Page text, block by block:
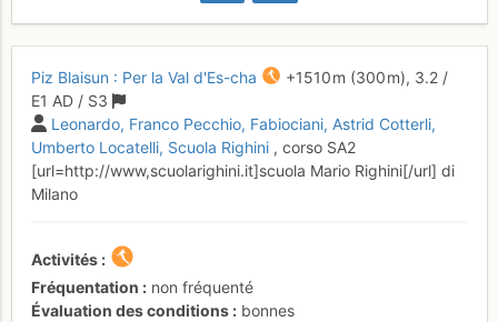
Piz Blaisun : Per la Val d'Es-cha +1510 m (300 m), 3.2 /
E1 AD / S3
Leonardo Franco Pecchio Fabiociani Astrid Cotterli
Umberto Locatelli Scuola Righini , corso SA2
[url=http://www,scuolarighini.it]scuola Mario Righini[/url] di
Milano
Activités
Fréquentation
non fréquenté
Évaluation des conditions
bonnes